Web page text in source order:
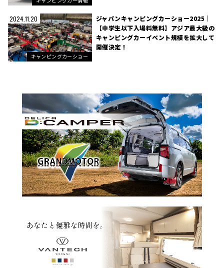
2024.11.20
キャンピングカーショー
ジャパンキャンピングカーショー2025｜
【中学生以下入場料無料】アジア最大級の
キャンピングカーイベント規模を拡大して
開催決定！